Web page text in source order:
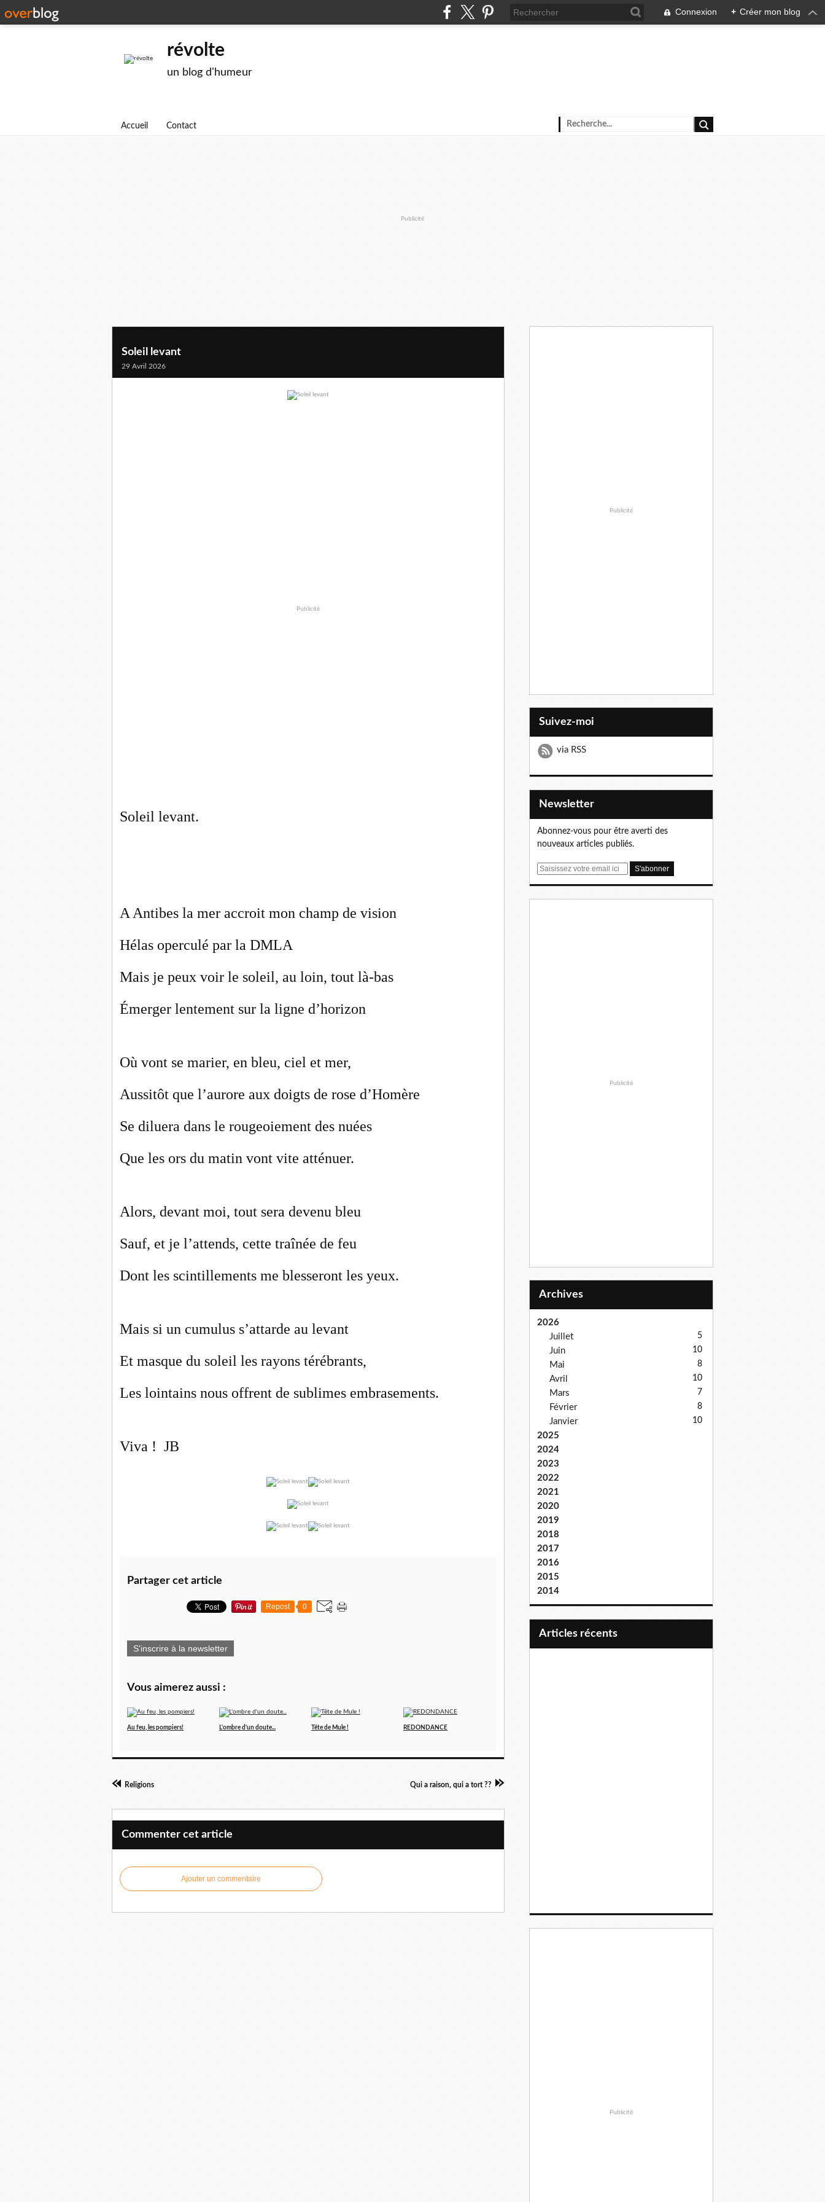
Connexion + Créer mon blog
révolte
un blog d'humeur
Accueil Contact
Publicité
Soleil levant
29 Avril 2026
Publicité
Soleil levant.
A Antibes la mer accroit mon champ de vision
Hélas operculé par la DMLA
Mais je peux voir le soleil, au loin, tout là-bas
Émerger lentement sur la ligne d’horizon
Où vont se marier, en bleu, ciel et mer,
Aussitôt que l’aurore aux doigts de rose d’Homère
Se diluera dans le rougeoiement des nuées
Que les ors du matin vont vite atténuer.
Alors, devant moi, tout sera devenu bleu
Sauf, et je l’attends, cette traînée de feu
Dont les scintillements me blesseront les yeux.
Mais si un cumulus s’attarde au levant
Et masque du soleil les rayons térébrants,
Les lointains nous offrent de sublimes embrasements.
Viva ! JB
Partager cet article
Repost 0
S'inscrire à la newsletter
Vous aimerez aussi :
Au feu, les pompiers! L'ombre d'un doute... Tête de Mule ! REDONDANCE
Religions Qui a raison, qui a tort ??
Commenter cet article
Ajouter un commentaire
Publicité
Suivez-moi
via RSS
Newsletter
Abonnez-vous pour être averti des
nouveaux articles publiés.
E
Publicité
Archives
2026
Juillet
5
Juin 10
Mai 8
Avril 10
Mars 7
Février 8
Janvier 10
2025
2024
2023
2022
2021
2020
2019
2018
2017
2016
2015
2014
articles récents
Publicité